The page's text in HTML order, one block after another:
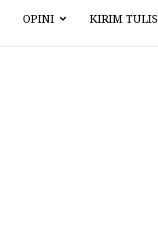
OPINI KIRIM